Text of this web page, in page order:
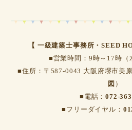
【 一級建築士事務所・SEED
■営業時間：9時～17時（
■住所：〒587-0043 大阪府堺市美
図 ）
■電話：072-
■フリーダイヤル：